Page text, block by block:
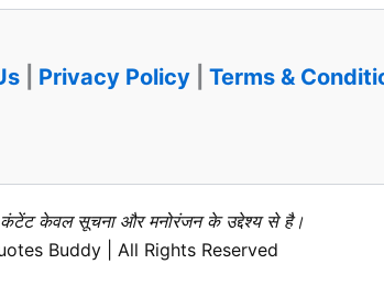
Privacy Policy Terms &
कंटेंट केवल सूचना और मनोरंजन के उद्देश्य से है।
Buddy | All Rights Reserved